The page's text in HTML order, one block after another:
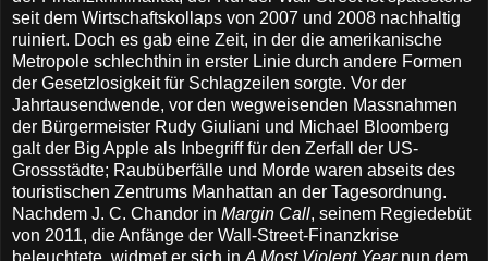
seit dem Wirtschaftskollaps von 2007 und 2008 nachhaltig
ruiniert. Doch es gab eine Zeit, in der die amerikanische
Metropole schlechthin in erster Linie durch andere Formen
der Gesetzlosigkeit für Schlagzeilen sorgte. Vor der
Jahrtausendwende, vor den wegweisenden Massnahmen
der Bürgermeister Rudy Giuliani und Michael Bloomberg
galt der Big Apple als Inbegriff für den Zerfall der US-
Grossstädte; Raubüberfälle und Morde waren abseits des
touristischen Zentrums Manhattan an der Tagesordnung.
Nachdem J. C. Chandor in Margin Call, seinem Regiedebüt
von 2011, die Anfänge der Wall-Street-Finanzkrise
beleuchtete, widmet er sich in A Most Violent Yearnun dem